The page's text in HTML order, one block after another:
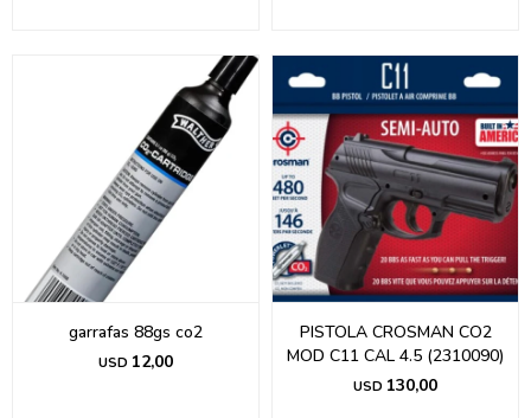
garrafas 88gs co2
USD 12,00
PISTOLA CROSMAN CO2
MOD C11 CAL 4.5 (2310090)
USD 130,00